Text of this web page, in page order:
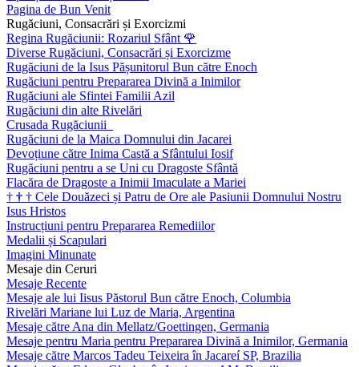
Pagina de Bun Venit
Rugăciuni, Consacrări și Exorcizmi
Regina Rugăciunii: Rozariul Sfânt 🌹
Diverse Rugăciuni, Consacrări și Exorcizme
Rugăciuni de la Isus Pășunitorul Bun către Enoch
Rugăciuni pentru Prepararea Divină a Inimilor
Rugăciuni ale Sfintei Familii Azil
Rugăciuni din alte Rivelări
Crusada Rugăciunii
Rugăciuni de la Maica Domnului din Jacarei
Devoțiune către Inima Castă a Sfântului Iosif
Rugăciuni pentru a se Uni cu Dragoste Sfântă
Flacăra de Dragoste a Inimii Imaculate a Mariei
† † † Cele Douăzeci și Patru de Ore ale Pasiunii Domnului Nostru
Isus Hristos
Instrucțiuni pentru Prepararea Remediilor
Medalii și Scapulari
Imagini Minunate
Mesaje din Ceruri
Mesaje Recente
Mesaje ale lui Iisus Păstorul Bun către Enoch, Columbia
Rivelări Mariane lui Luz de Maria, Argentina
Mesaje către Ana din Mellatz/Goettingen, Germania
Mesaje pentru Maria pentru Prepararea Divină a Inimilor, Germania
Mesaje către Marcos Tadeu Teixeira în Jacareí SP, Brazilia